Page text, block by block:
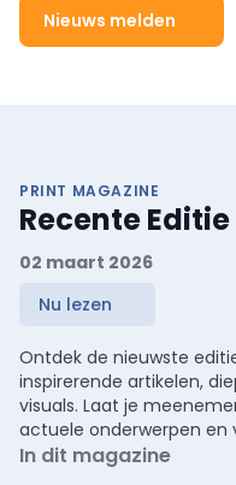
Nieuws melden
PRINT MAGAZINE
Recente Editie
02 maart 2026
Nu lezen
Ontdek de nieuwste
inspirerende artikelen,
visuals. Laat je
actuele onderwerpen en
In dit magazine